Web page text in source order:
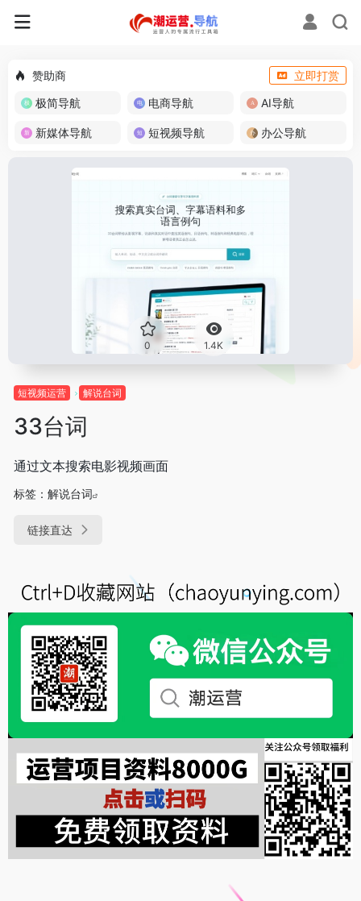
赞助商
立即打赏
极简导航
电商导航 AI导航
新媒体导航 短视频导航 办公导航
0 1.4K
短视频运营 解说台词
33台词
通过文本搜索电影视频画面
标签： 解说台词
链接直达